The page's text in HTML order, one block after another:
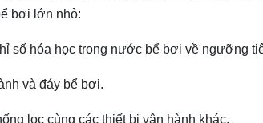
bơi lớn nhỏ:
số hóa học trong nước bể bơi về ngưỡng
và đáy bể bơi.
lọc cùng các thiết bị vận hành khác.